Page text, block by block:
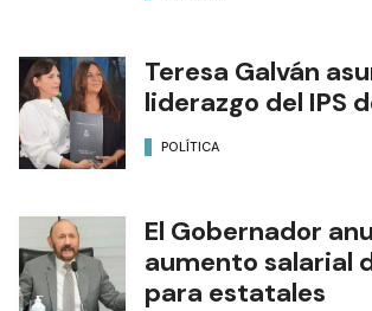
Teresa Galván
liderazgo del IPS
POLÍTICA
El Gobernador
aumento salarial
para estatales